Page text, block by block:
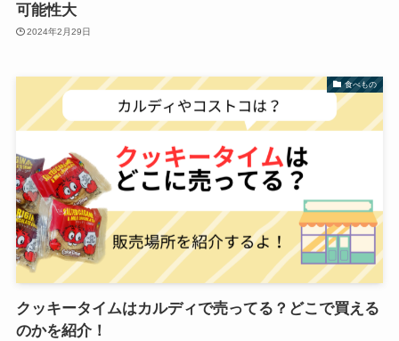
可能性大
2024年2月29日
食べもの
クッキータイムはカルディで売ってる？どこで買える
のかを紹介！